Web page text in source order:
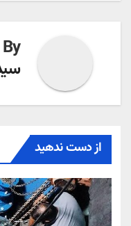
By
از دست ندهید